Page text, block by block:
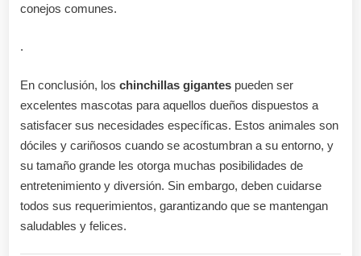
conejos comunes.
.
En conclusión, los chinchillas gigantes pueden ser
excelentes mascotas para aquellos dueños dispuestos a
satisfacer sus necesidades específicas. Estos animales son
dóciles y cariñosos cuando se acostumbran a su entorno, y
su tamaño grande les otorga muchas posibilidades de
entretenimiento y diversión. Sin embargo, deben cuidarse
todos sus requerimientos, garantizando que se mantengan
saludables y felices.